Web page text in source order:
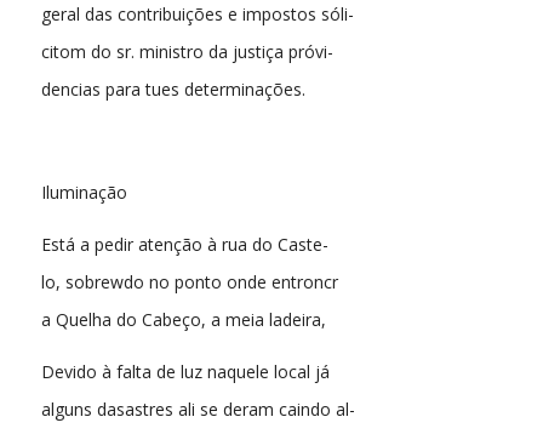
geral das contribuições e impostos sóli-
citom do sr. ministro da justiça próvi-
dencias para tues determinações.
Iluminação
Está a pedir atenção à rua do Caste-
lo, sobrewdo no ponto onde entroncr
a Quelha do Cabeço, a meia ladeira,
Devido à falta de luz naquele local já
alguns dasastres ali se deram caindo al-